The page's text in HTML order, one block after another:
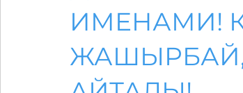
ИМЕНАМИ!
ЖАШЫРБАЙ,